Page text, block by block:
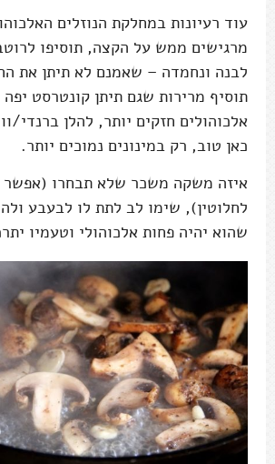
עוד רעיונות במחלקת הנוזלים
מרגישים ממש על הקצה, תוסיפו
לבנה ונחמדה – שאמנם לא תיתן את
תוסיף מרירות שגם תיתן קונטרסט
אלכוהולים חזקים יותר, להלן ברנדי/
כאן טוב, רק במינונים נמוכים יותר.
איזה משקה משכר שלא תבחרו (אפשר
לחלוטין), שימו לב לתת לו לבעבע
שהוא יהיה פחות אלכוהולי וטעמיו